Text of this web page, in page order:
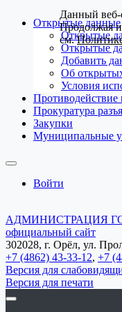
Открытые данные
Открытые
Открытые
Добавить
Об
Условия
Противодействие
Прокуратура
Закупки
Муниципальные
Войти
АДМИНИСТРАЦИЯ
официальный сайт
302028, г. Орёл, ул.
+7 (4862) 43-33-12, +7
Версия для
Версия для печати
Данный веб-
Продолжая
см.